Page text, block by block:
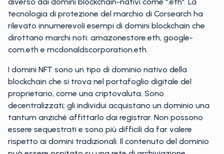
tecnologia di protezione del marchio di Corsearch ha
rilevato innumerevoli esempi di domini blockchain che
dirottano marchi noti: amazonestore.eth, google-
com.eth e mcdonaldscorporation.eth.
I domini NFT sono un tipo di dominio nativo della
blockchain che si trova nel portafoglio digitale del
proprietario, come una criptovaluta. Sono
decentralizzati; gli individui acquistano un dominio una
tantum anziché affittarlo dai registrar. Non possono
essere sequestrati e sono più difficili da far valere
rispetto ai domini tradizionali. Il contenuto del dominio